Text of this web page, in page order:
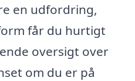
en udfordring,
får du hurtigt
oversigt over
om du er på